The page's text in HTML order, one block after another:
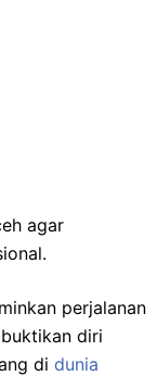
agar
perjalanan
diri
di dunia